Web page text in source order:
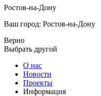
Ростов-на-Дону
Ваш город: Ростов-на-Дону
Верно
Выбрать другой
О нас
Новости
Проекты
Информация